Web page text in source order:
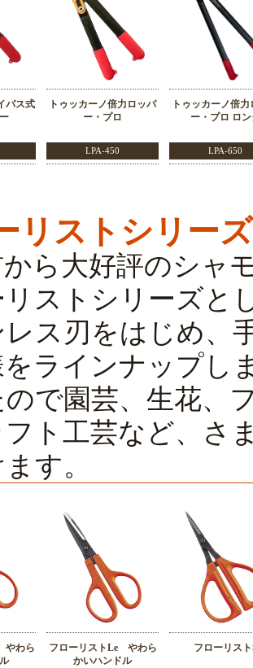
パス式
トゥッカーノ倍力ロッパ
ー・プロ
LPA-450
トゥッカーノ倍
ー・プロ ロ
LPA-650
リストシリーズ
ら大好評のシャ
リストシリーズと
レス刃をはじめ、
をラインナップし
ので園芸、生花、
フト工芸など、さ
す。
やわら
フローリストLe やわら
かいハンドル
フローリス